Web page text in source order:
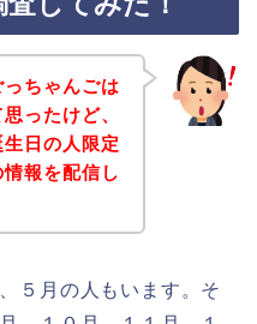
ちゃんごは
ったけど、
日の人限定
報を配信し
５月の人もいます。そ